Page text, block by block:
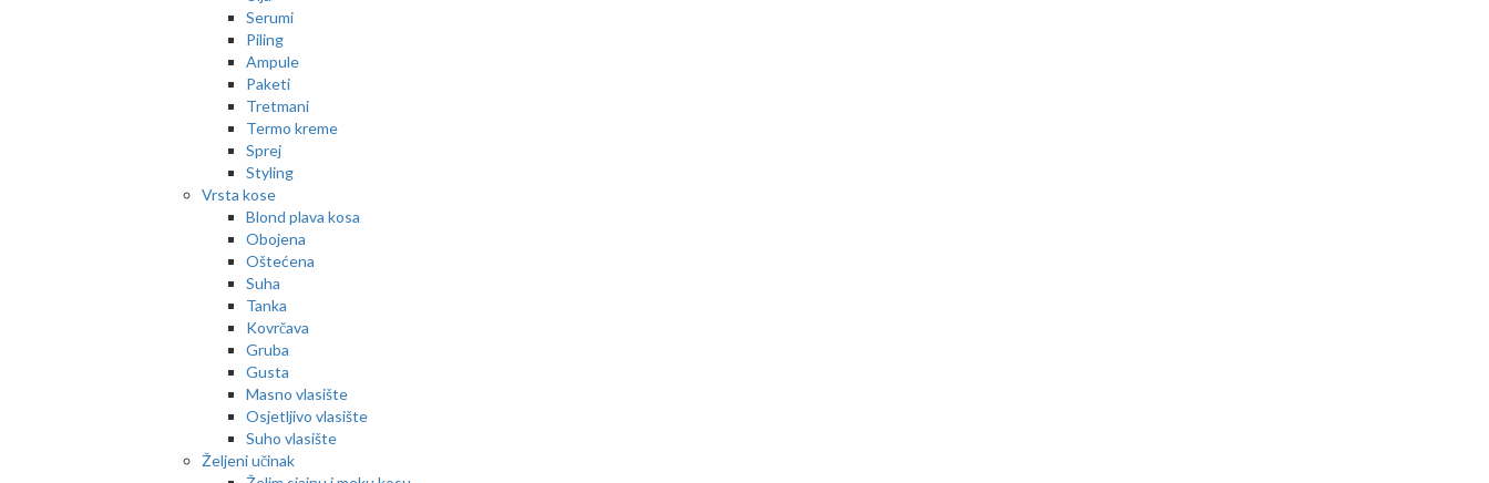
Serumi
Piling
Ampule
Paketi
Tretmani
Termo kreme
Sprej
Styling
Vrsta kose
Blond plava kosa
Obojena
Oštećena
Suha
Tanka
Kovrčava
Gruba
Gusta
Masno vlasište
Osjetljivo vlasište
Suho vlasište
Željeni učinak